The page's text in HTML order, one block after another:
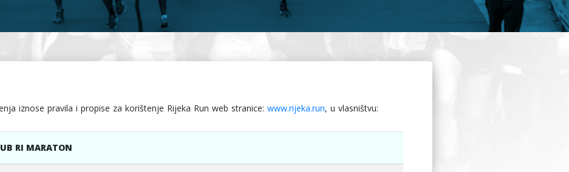
iznose pravila i propise za korištenje Rijeka Run web stranice:www.rijeka.run, u vlasništvu:
RI MARATON